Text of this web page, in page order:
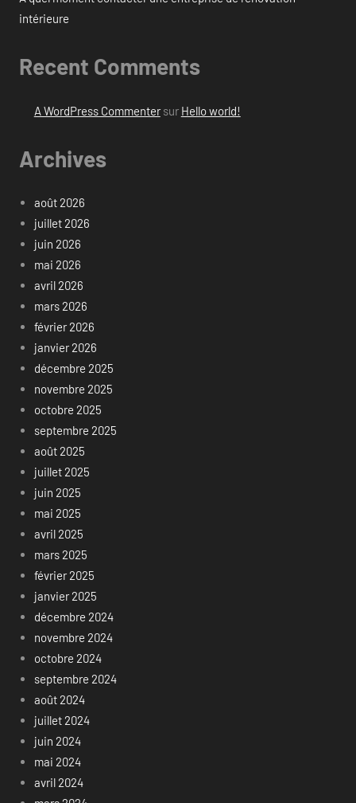
intérieure
Recent Comments
A WordPress Commentersur Hello world!
Archives
août 2026
juillet 2026
juin 2026
mai 2026
avril 2026
mars 2026
février 2026
janvier 2026
décembre 2025
novembre 2025
octobre 2025
septembre 2025
août 2025
juillet 2025
juin 2025
mai 2025
avril 2025
mars 2025
février 2025
janvier 2025
décembre 2024
novembre 2024
octobre 2024
septembre 2024
août 2024
juillet 2024
juin 2024
mai 2024
avril 2024